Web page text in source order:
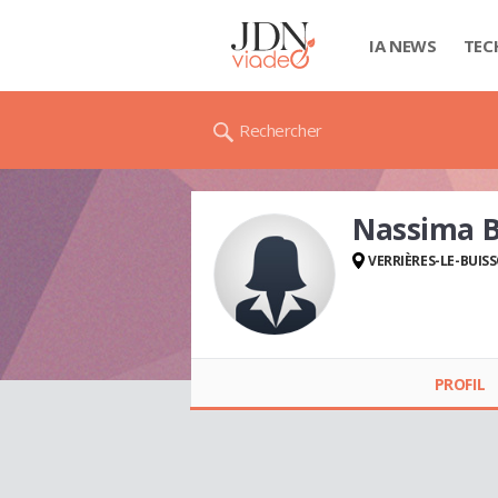
IA NEWS
Rechercher
Nassima
VERRIÈRES-LE-
PROFIL